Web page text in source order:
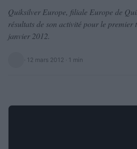
Quiksilver Europe, filiale Europe de
résultats de son activité pour le premier
janvier 2012.
· 12 mars 2012 · 1 min